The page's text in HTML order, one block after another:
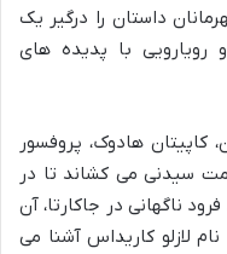
داستان را درگیر یک
رویارویی با پدیده های
کاپیتان هادوک، پروفسور
سیدنی می کشاند تا در
ناگهانی در جاکارتا، آن
لازلو کاریداس آشنا می